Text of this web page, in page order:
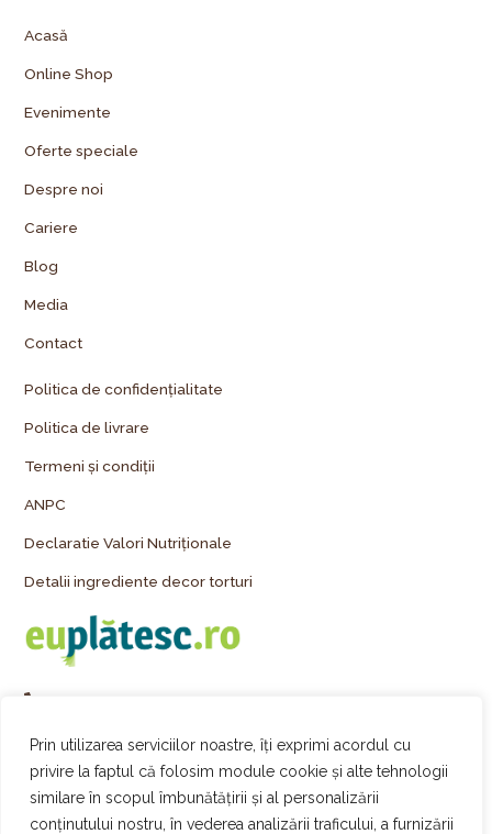
Prin utilizarea serviciilor noastre, îți exprimi acordul cu
privire la faptul că folosim module cookie și alte tehnologii
similare în scopul îmbunătățirii și al personalizării
conținutului nostru, în vederea analizării traficului, a furnizării
Acasă
Online Shop
Evenimente
Oferte speciale
Despre noi
Cariere
Blog
Media
Contact
Politica de confidențialitate
Politica de livrare
Termeni și condiții
ANPC
Declaratie Valori Nutriționale
Detalii ingrediente decor torturi
comenzi@palmiye.ro
Vezi locațiile Palmiye
Urmărește-ne pe Instagram